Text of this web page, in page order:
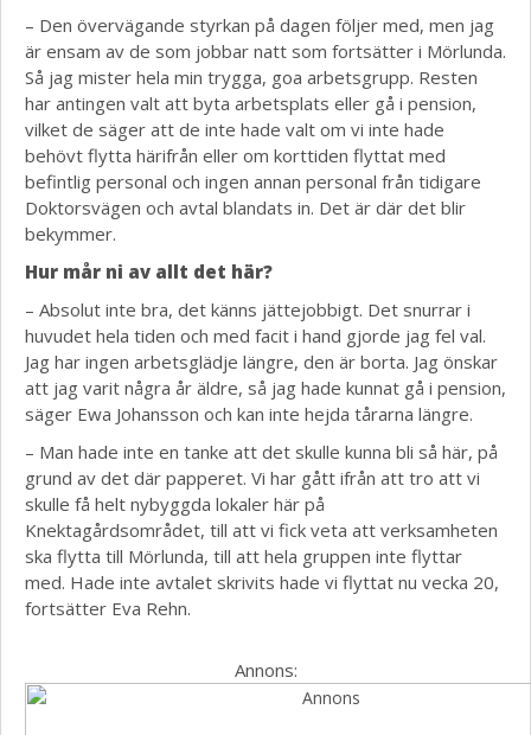
– Den övervägande styrkan på dagen följer med, men jag
är ensam av de som jobbar natt som fortsätter i Mörlunda.
Så jag mister hela min trygga, goa arbetsgrupp. Resten
har antingen valt att byta arbetsplats eller gå i pension,
vilket de säger att de inte hade valt om vi inte hade
behövt flytta härifrån eller om korttiden flyttat med
befintlig personal och ingen annan personal från tidigare
Doktorsvägen och avtal blandats in. Det är där det blir
bekymmer.
Hur mår ni av allt det här?
– Absolut inte bra, det känns jättejobbigt. Det snurrar i
huvudet hela tiden och med facit i hand gjorde jag fel val.
Jag har ingen arbetsglädje längre, den är borta. Jag önskar
att jag varit några år äldre, så jag hade kunnat gå i pension,
säger Ewa Johansson och kan inte hejda tårarna längre.
– Man hade inte en tanke att det skulle kunna bli så här, på
grund av det där papperet. Vi har gått ifrån att tro att vi
skulle få helt nybyggda lokaler här på
Knektagårdsområdet, till att vi fick veta att verksamheten
ska flytta till Mörlunda, till att hela gruppen inte flyttar
med. Hade inte avtalet skrivits hade vi flyttat nu vecka 20,
fortsätter Eva Rehn.
Annons: